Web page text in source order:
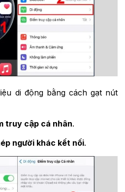
di động bằng cách gạt nút
truy cập cá nhân.
người khác kết nối.